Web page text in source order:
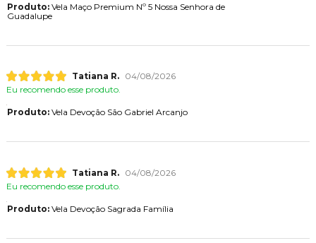
Produto:Vela Maço Premium Nº 5 Nossa Senhora de
Guadalupe
Tatiana R.
04/08/2026
Eu recomendo esse produto.
Produto:Vela Devoção São Gabriel Arcanjo
Tatiana R.
04/08/2026
Eu recomendo esse produto.
Produto:Vela Devoção Sagrada Família